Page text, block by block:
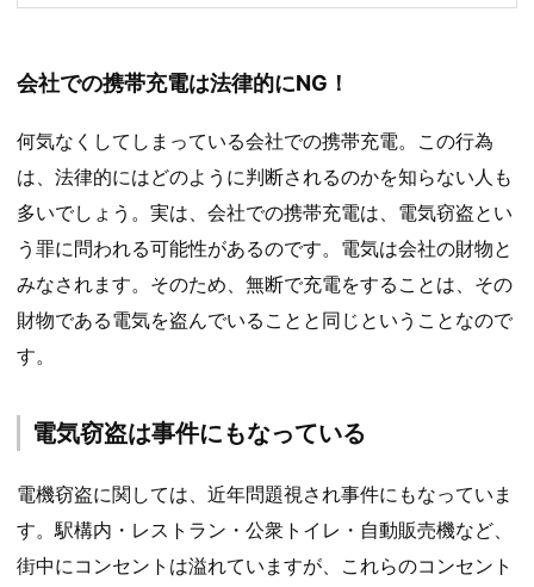
会社での携帯充電は法律的にNG！
何気なくしてしまっている会社での携帯充電。この行為
は、法律的にはどのように判断されるのかを知らない人も
多いでしょう。実は、会社での携帯充電は、電気窃盗とい
う罪に問われる可能性があるのです。電気は会社の財物と
みなされます。そのため、無断で充電をすることは、その
財物である電気を盗んでいることと同じということなので
す。
電気窃盗は事件にもなっている
電機窃盗に関しては、近年問題視され事件にもなっていま
す。駅構内・レストラン・公衆トイレ・自動販売機など、
街中にコンセントは溢れていますが、これらのコンセント